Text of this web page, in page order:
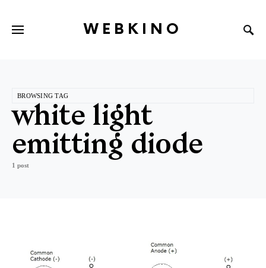
WEBKINO
BROWSING TAG
white light
emitting diode
1 post